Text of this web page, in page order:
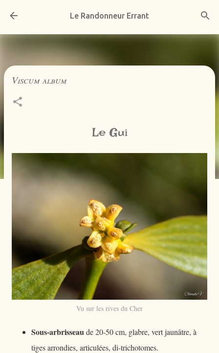
Accéder au contenu principal
Le Randonneur Errant
Viscum album
Le Gui
Vu sur les rives du Cher
Sous-arbrisseaude 20-50 cm, glabre, vert jaunâtre, à
tiges arrondies, articulées, di-trichotomes.